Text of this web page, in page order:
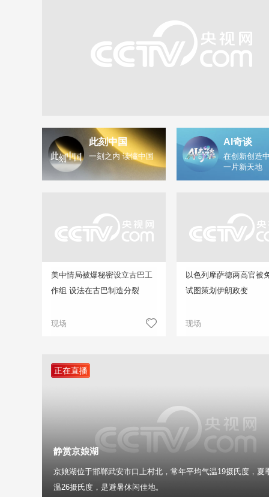
此刻中国
一刻之内 读懂中国
AI奇谈
在创新创造
一片新天地
美中情局被爆秘密设立古巴工
作组 设法在古巴制造分裂
现场
以色列摩萨德两高官被
试图策划伊朗政变
现场
正在直播
静赏京娘湖
京娘湖位于邯郸武安市口上村北，常年平均气温19摄氏度，夏
温26摄氏度，是避暑休闲佳地。